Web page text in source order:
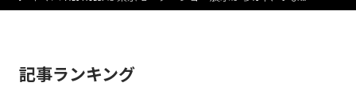
記事ランキング